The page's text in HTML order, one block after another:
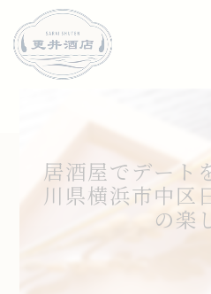
居酒屋でデート
川県横浜市中区
の楽